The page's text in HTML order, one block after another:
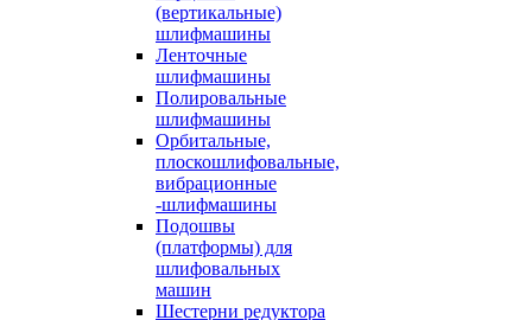
(вертикальные)
шлифмашины
Ленточные
шлифмашины
Полировальные
шлифмашины
Орбитальные,
плоскошлифовальные,
вибрационные
-шлифмашины
Подошвы
(платформы) для
шлифовальных
машин
Шестерни редуктора